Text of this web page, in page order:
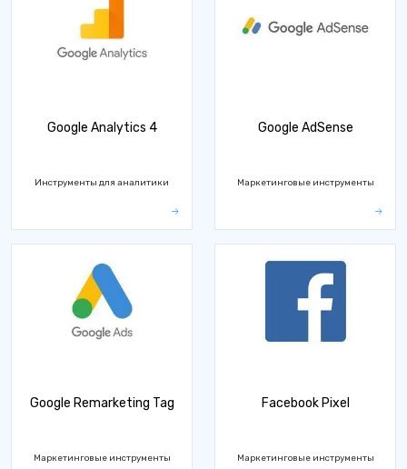
Google Analytics 4
Инструменты для аналитики
Google AdSense
Маркетинговые инструменты
Google Remarketing Tag
Маркетинговые инструменты
Facebook Pixel
Маркетинговые инструменты